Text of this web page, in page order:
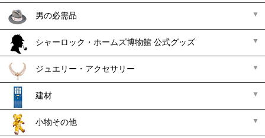
男の必需品
シャーロック・ホームズ博物館 公式グッズ
ジュエリー・アクセサリー
建材
小物その他